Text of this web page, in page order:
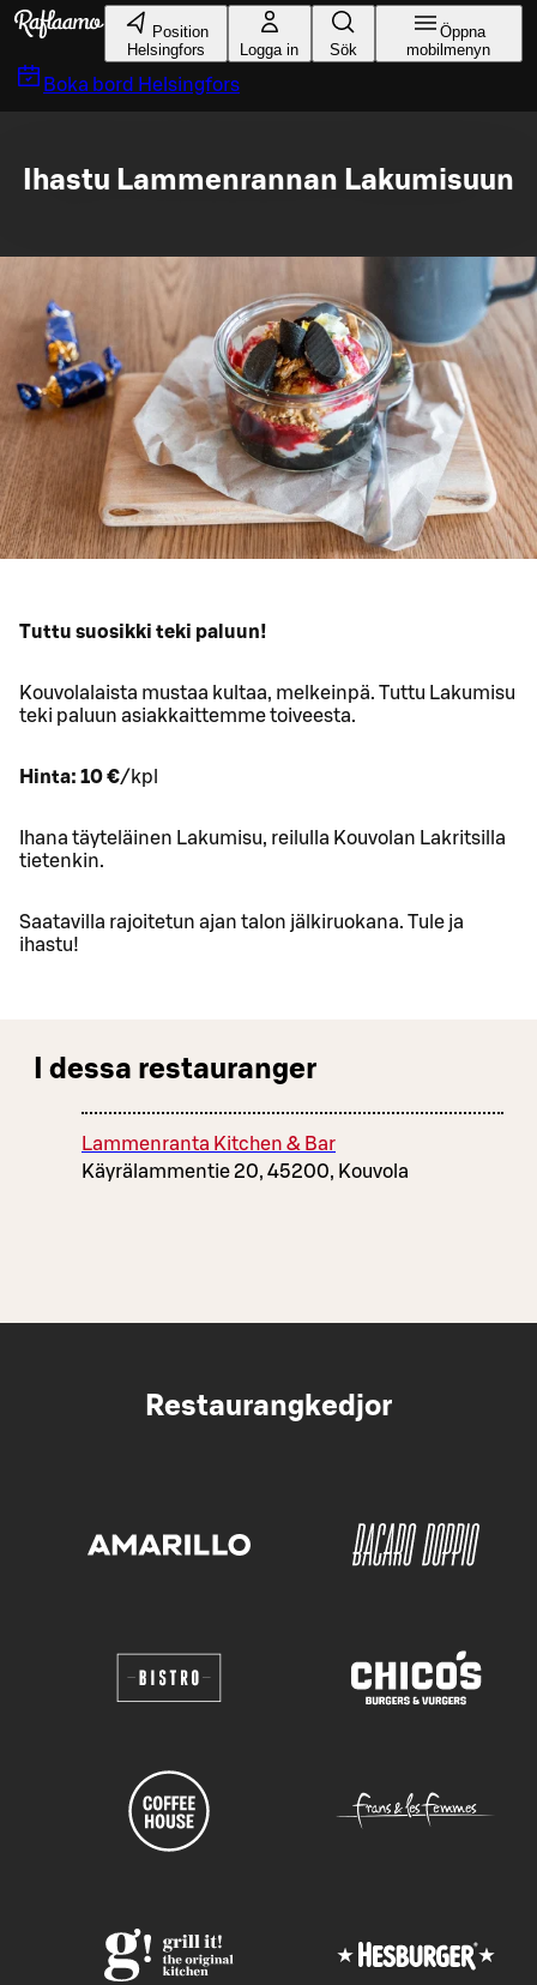
Gå till huvudinnehållet
Position
Helsingfors
Logga in Sök
Öppna
mobilmenyn
Boka bord Helsingfors
Ihastu Lammenrannan Lakumisuun
Tuttu suosikki teki paluun!
Kouvolalaista mustaa kultaa, melkeinpä. Tuttu Lakumisu
teki paluun asiakkaittemme toiveesta.
Hinta: 10 €/kpl
Ihana täyteläinen Lakumisu, reilulla Kouvolan Lakritsilla
tietenkin.
Saatavilla rajoitetun ajan talon jälkiruokana. Tule ja
ihastu!
I dessa restauranger
Lammenranta Kitchen & Bar
Käyrälammentie 20, 45200, Kouvola
Restaurangkedjor